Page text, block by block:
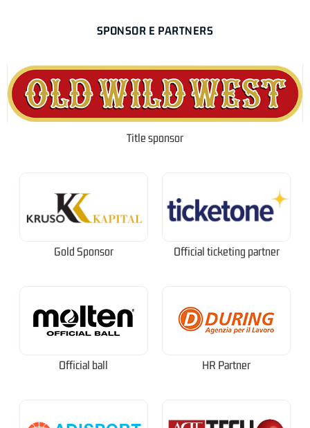
SPONSOR E PARTNERS
Title sponsor
Gold Sponsor Official ticketing partner
Official ball HR Partner